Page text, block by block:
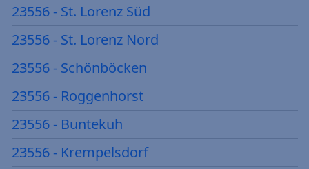
23556 - St. Lorenz Süd
23556 - St. Lorenz Nord
23556 - Schönböcken
23556 - Roggenhorst
23556 - Buntekuh
23556 - Krempelsdorf